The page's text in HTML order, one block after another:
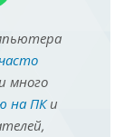
много
на ПКи